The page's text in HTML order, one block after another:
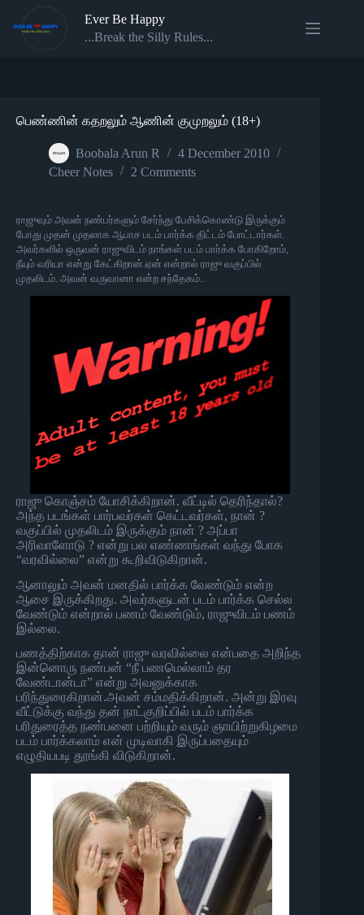
content
Ever Be Happy
...Break the Silly Rules...
பெண்ணின் கதறலும் ஆணின் குமுறலும் (18+)
Boobala Arun R
4 December 2010
Cheer Notes
2 Comments
ராஜுவும் அவன் நண்பர்களும் சேர்ந்து பேசிக்கொண்டு இருக்கும்
போது முதன் முதலாக ஆபாச படம் பார்க்க திட்டம் போட்டார்கள்.
அவர்களில் ஒருவன் ராஜுவிடம் நாங்கள் படம் பார்க்க போகிறோம்,
நீயும் வரியா என்று கேட்கிறான்.ஏன் என்றால் ராஜு வகுப்பில்
முதலிடம். அவன் வருவானா என்ற சந்தேகம்..
ராஜு கொஞ்சம் யோசிக்கிறான். வீட்டில் தெரிந்தால்?
அந்த படங்கள் பார்பவர்கள் கெட்டவர்கள், நான் ?
வகுப்பில் முதலிடம் இருக்கும் நான் ? அப்பா
அரிவாளோடு ? என்று பல எண்ணங்கள் வந்து போக
“வரவில்லை” என்று கூறிவிடுகிறான்.
ஆனாலும் அவன் மனதில் பார்க்க வேண்டும் என்ற
ஆசை இருக்கிறது. அவர்களுடன் படம் பார்க்க செல்ல
வேண்டும் என்றால் பணம் வேண்டும், ராஜுவிடம் பணம்
இல்லை.
பணத்திற்காக தான் ராஜு வரவில்லை என்பதை அறிந்த
இன்னொரு நண்பன் “நீ பணமெல்லாம் தர
வேண்டான்டா” என்று அவனுக்காக
பரிந்துரைகிறான்.அவன் சம்மதிக்கிறான். அன்று இரவு
வீட்டுக்கு வந்து தன் நாட்குறிப்பில் படம் பார்க்க
பரிதுரைத்த நண்பனை பற்றியும் வரும் ஞாயிற்றுகிழமை
படம் பார்க்கலாம் என் முடிவாகி இருப்பதையும்
எழுதியபடி தூங்கி விடுகிறான்.